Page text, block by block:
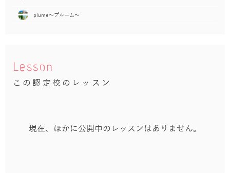
plume〜プルーム〜
Lesson
この認定校のレッスン
現在、ほかに公開中のレッスンはありません。